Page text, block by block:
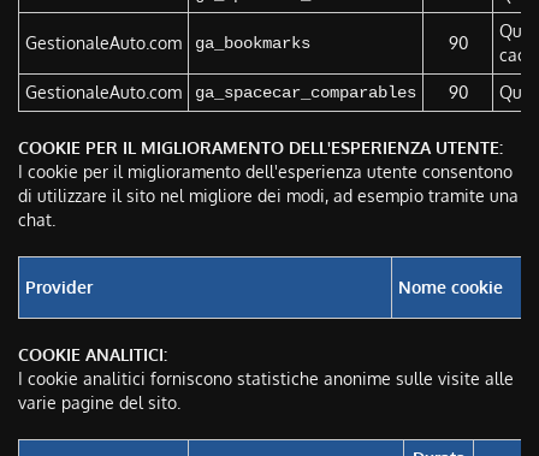
GestionaleAuto.com ga_bookmarks 90
GestionaleAuto.com
ga_spacecar_comparables 90
COOKIE PER IL MIGLIORAMENTO DELL'ESPERIENZA UTENTE:
I cookie per il miglioramento dell'esperienza utente consentono
di utilizzare il sito nel migliore dei modi, ad esempio tramite una
chat.
Provider Nome cookie
COOKIE ANALITICI:
I cookie analitici forniscono statistiche anonime sulle visite alle
varie pagine del sito.